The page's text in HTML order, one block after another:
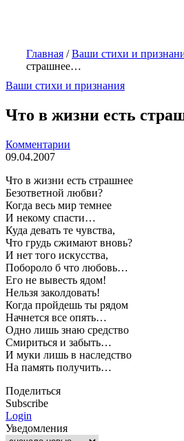
Главная /Ваши стихи и
страшнее…
Ваши стихи и признания
Что в жизни есть
Комментарии
09.04.2007
Что в жизни есть страшнее
Безответной любви?
Когда весь мир темнее
И некому спасти…
Куда девать те чувства,
Что грудь сжимают вновь?
И нет того искусства,
Побороло б что любовь…
Его не вывесть ядом!
Нельзя заколдовать!
Когда пройдешь ты рядом
Начнется все опять…
Одно лишь знаю средство
Смириться и забыть…
И муки лишь в наследство
На память получить…
Поделиться
Subscribe
Login
Уведомления